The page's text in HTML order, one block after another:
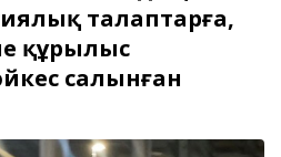
талаптарға,
құрылыс
салынған